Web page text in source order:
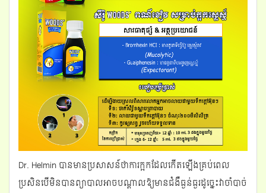
Dr. Helmin បានមានប្រសាសន៍ថាការក្អកដែលកើតឡើងគ្រប់ពេល
ប្រសិនបើមិនបានព្យាបាលអាចបណ្តាលឱ្យមានជំងឺធ្ងន់ធ្ងរដូច្នេះវាចាំបាច់